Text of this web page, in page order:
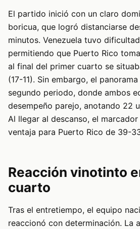
El partido inició con un claro
boricua, que logró distanciarse
minutos. Venezuela tuvo
permitiendo que Puerto Rico
al final del primer cuarto se
(17-11). Sin embargo, el
segundo periodo, donde ambos
desempeño parejo, anotando 22
Al llegar al descanso, el
ventaja para Puerto Rico de 39-
Reacción vinotinto
cuarto
Tras el entretiempo, el equipo
reaccionó con determinación. La